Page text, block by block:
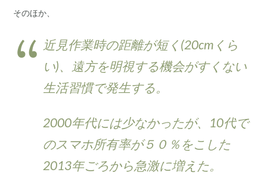
そのほか、
近見作業時の距離が短く(20cmくら
い)、遠方を明視する機会がすくない
生活習慣で発生する。
2000年代には少なかったが、10代で
のスマホ所有率が５０％をこした
2013年ごろから急激に増えた。